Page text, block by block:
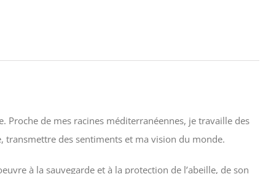
Proche de mes racines méditerranéennes, je travaille des
transmettre des sentiments et ma vision du monde.
à la sauvegarde et à la protection de l’abeille, de son